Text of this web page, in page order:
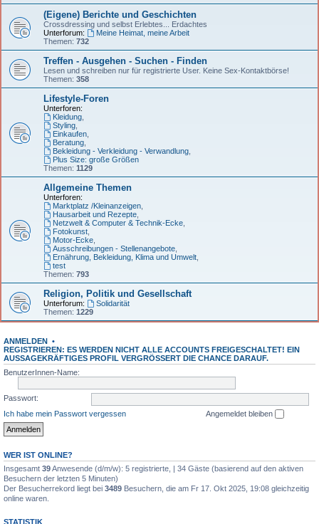
(Eigene) Berichte und Geschichten
Crossdressing und selbst Erlebtes... Erdachtes
Unterforum:
Meine Heimat, meine Arbeit
Themen: 732
Treffen - Ausgehen - Suchen - Finden
Lesen und schreiben nur für registrierte User. Keine Sex-Kontaktbörse!
Themen: 358
Lifestyle-Foren
Unterforen:
Kleidung,
Styling,
Einkaufen,
Beratung,
Bekleidung - Verkleidung - Verwandlung,
Plus Size: große Größen
Themen: 1129
Allgemeine Themen
Unterforen:
Marktplatz /Kleinanzeigen,
Hausarbeit und Rezepte,
Netzwelt & Computer & Technik-Ecke,
Fotokunst,
Motor-Ecke,
Ausschreibungen - Stellenangebote,
Ernährung, Bekleidung, Klima und Umwelt,
test
Themen: 793
Religion, Politik und Gesellschaft
Unterforum:
Solidarität
Themen: 1229
ANMELDEN •
REGISTRIEREN: ES WERDEN NICHT ALLE ACCOUNTS FREIGESCHALTET! EIN
AUSSAGEKRÄFTIGES PROFIL VERGRÖSSERT DIE CHANCE DARAUF.
BenutzerInnen-Name:
Passwort:
Ich habe mein Passwort vergessen
Angemeldet bleiben
WER IST ONLINE?
Insgesamt 39Anwesende (d/m/w): 5 registrierte, | 34 Gäste (basierend auf den aktiven
Besuchern der letzten 5 Minuten)
Der Besucherrekord liegt bei 3489 Besuchern, die am Fr 17. Okt 2025, 19:08 gleichzeitig
online waren.
STATISTIK